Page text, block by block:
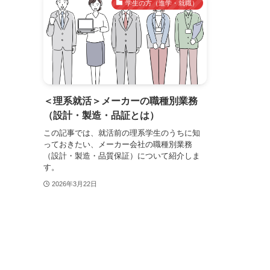
学生の方（進学・就職）
＜理系就活＞メーカーの職種別業務
（設計・製造・品証とは）
この記事では、就活前の理系学生のうちに知
っておきたい、メーカー会社の職種別業務
（設計・製造・品質保証）について紹介しま
す。
2026年3月22日